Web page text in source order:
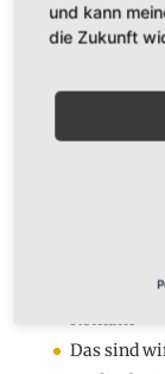
Dr. Karl
Tel. +49
Fax +49
Kontakt
Das sind
und kann
die Zukunft